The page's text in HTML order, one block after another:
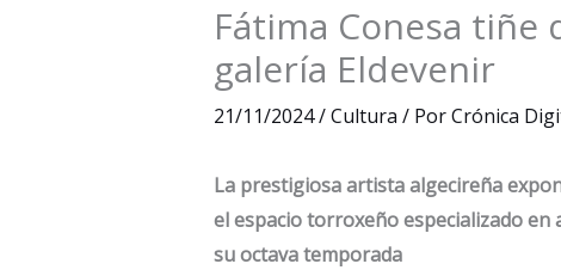
Fátima Conesa tiñe
galería Eldevenir
21/11/2024/Cultura / PorCrónica
La prestigiosa artista algecireña
el espacio torroxeño especializado
su octava temporada